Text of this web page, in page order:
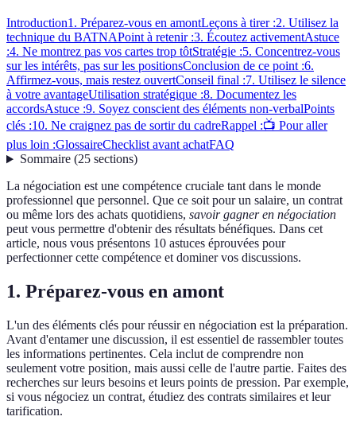
Introduction1. Préparez-vous en amontLeçons à tirer :2. Utilisez la
technique du BATNAPoint à retenir :3. Écoutez activementAstuce
:4. Ne montrez pas vos cartes trop tôtStratégie :5. Concentrez-vous
sur les intérêts, pas sur les positionsConclusion de ce point :6.
Affirmez-vous, mais restez ouvertConseil final :7. Utilisez le silence
à votre avantageUtilisation stratégique :8. Documentez les
accordsAstuce :9. Soyez conscient des éléments non-verbalPoints
clés :10. Ne craignez pas de sortir du cadreRappel :📺 Pour aller
plus loin :GlossaireChecklist avant achatFAQ
Sommaire(25 sections)
La négociation est une compétence cruciale tant dans le monde
professionnel que personnel. Que ce soit pour un salaire, un contrat
ou même lors des achats quotidiens, savoir gagner en négociation
peut vous permettre d'obtenir des résultats bénéfiques. Dans cet
article, nous vous présentons 10 astuces éprouvées pour
perfectionner cette compétence et dominer vos discussions.
1. Préparez-vous en amont
L'un des éléments clés pour réussir en négociation est la préparation.
Avant d'entamer une discussion, il est essentiel de rassembler toutes
les informations pertinentes. Cela inclut de comprendre non
seulement votre position, mais aussi celle de l'autre partie. Faites des
recherches sur leurs besoins et leurs points de pression. Par exemple,
si vous négociez un contrat, étudiez des contrats similaires et leur
tarification.